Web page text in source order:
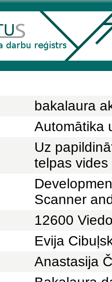
bakalaura
Automātika
Uz
telpas
Scanner
12600
Evija
Anastasija